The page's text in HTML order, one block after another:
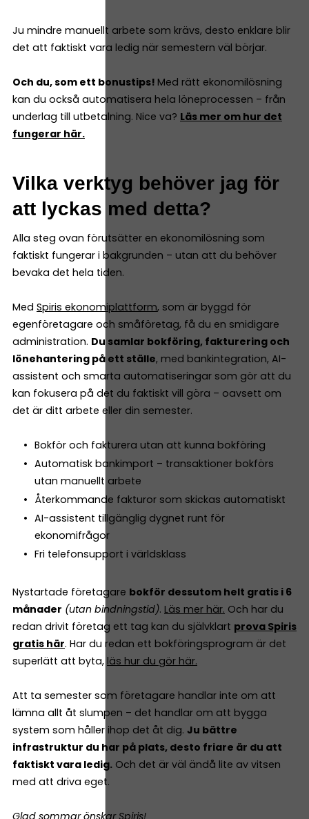
Ju mindre manuellt arbete som krävs, desto enklare blir
det att faktiskt vara ledig när semestern väl börjar.
Och du, som ett bonustips! Med rätt ekonomilösning
kan du också automatisera hela löneprocessen – från
underlag till utbetalning. Nice va? Läs mer om hur det
fungerar här.
Vilka verktyg behöver jag för
att lyckas med detta?
Alla steg ovan förutsätter en ekonomilösning som
faktiskt fungerar i bakgrunden – utan att du behöver
bevaka det hela tiden.
Med Spiris ekonomiplattform, som är byggd för
egenföretagare och småföretag, få du en smidigare
administration. Du samlar bokföring, fakturering och
lönehantering på ett ställe, med bankintegration, AI-
assistent och smarta automatiseringar som gör att du
kan fokusera på det du faktiskt vill göra – oavsett om
det är ditt arbete eller din semester.
Bokför och fakturera utan att kunna bokföring
Automatisk bankimport – transaktioner bokförs
utan manuellt arbete
Återkommande fakturor som skickas automatiskt
AI-assistent tillgänglig dygnet runt för
ekonomifrågor
Fri telefonsupport i världsklass
Nystartade företagare bokför dessutom helt gratis i 6
månader (utan bindningstid). Läs mer här. Och har du
redan drivit företag ett tag kan du självklart prova Spiris
gratis här. Har du redan ett bokföringsprogram är det
superlätt att byta, läs hur du gör här.
Att ta semester som företagare handlar inte om att
lämna allt åt slumpen – det handlar om att bygga
system som håller ihop det åt dig. Ju bättre
infrastruktur du har på plats, desto friare är du att
faktiskt vara ledig. Och det är väl ändå lite av vitsen
med att driva eget.
Glad sommar önskar Spiris!